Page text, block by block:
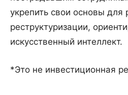
укрепить свои основы для
реструктуризации,
искусственный интеллект.
*Это не инвестиционная